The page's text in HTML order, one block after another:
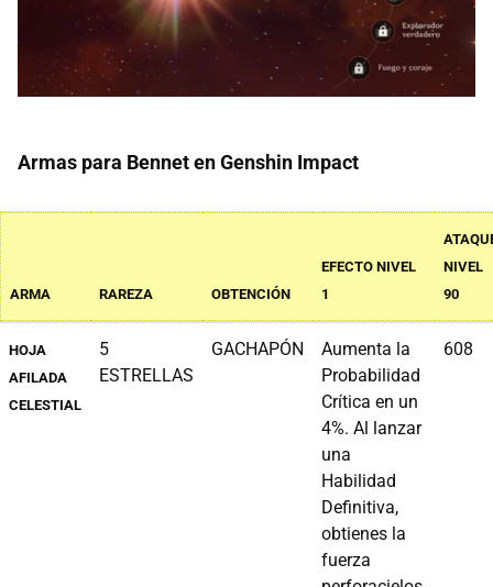
Armas para Bennet en Genshin Impact
ARMA RAREZA OBTENCIÓN
EFECTO NIVEL
1
NIVEL
90
HOJA
AFILADA
CELESTIAL
5
ESTRELLAS
GACHAPÓN
Aumenta la
Probabilidad
Crítica en un
4%. Al lanzar
una
Habilidad
Definitiva,
obtienes la
fuerza
608